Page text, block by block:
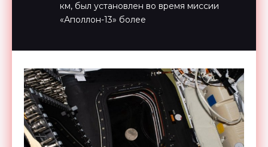
км, был установлен во время миссии
«Аполлон-13» более